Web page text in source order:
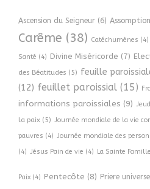
Ascension du Seigneur (6) Assomption
Carême (38) Catéchumènes (4)
Santé (4) Divine Miséricorde (7)
des Béatitudes (5) feuille
(12) feuillet paroissial (15)
informations paroissiales (9)
la paix (5) Journée mondiale de la vie
pauvres (4) Journée mondiale des
(4) Jésus Pain de vie (4) La Sainte Famille
Paix (4) Pentecôte (8) Priere